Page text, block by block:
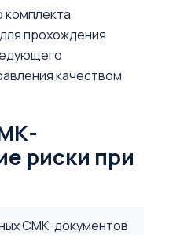
комплекта
прохождения
качеством
риски при
СМК-документов